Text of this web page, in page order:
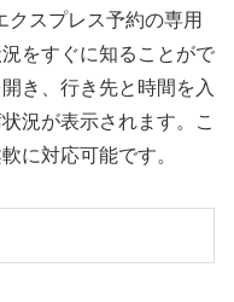
クスプレス予約の専用
をすぐに知ることがで
き、行き先と時間を入
況が表示されます。こ
に対応可能です。